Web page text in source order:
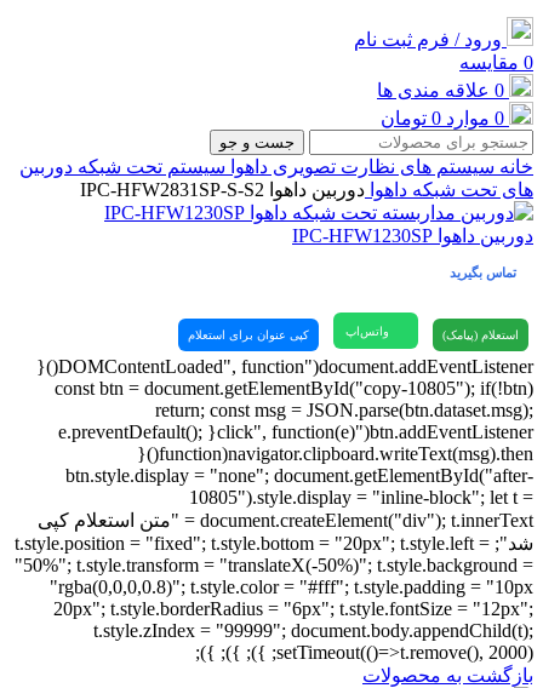
ورود / فرم ثبت نام
0 مقایسه
0 علاقه مندی ها
0 موارد 0 تومان
جست و جو
خانه سیستم های نظارت تصویری داهوا سیستم تحت شبکه دوربین
های تحت شبکه داهوا دوربین داهوا IPC-HFW2831SP-S-S2
دوربین داهوا IPC-HFW1230SP
تماس بگیرید
استعلام (پیامک) واتس‌اپ کپی عنوان برای استعلام
document.addEventListener("DOMContentLoaded", function(){
const btn = document.getElementById("copy-10805"); if(!btn)
return; const msg = JSON.parse(btn.dataset.msg);
btn.addEventListener("click", function(e){ e.preventDefault();
navigator.clipboard.writeText(msg).then(function(){
btn.style.display = "none"; document.getElementById("after-
10805").style.display = "inline-block"; let t =
document.createElement("div"); t.innerText = "متن استعلام کپی
شد"; t.style.position = "fixed"; t.style.bottom = "20px"; t.style.left =
"50%"; t.style.transform = "translateX(-50%)"; t.style.background =
"rgba(0,0,0,0.8)"; t.style.color = "#fff"; t.style.padding = "10px
20px"; t.style.borderRadius = "6px"; t.style.fontSize = "12px";
t.style.zIndex = "99999"; document.body.appendChild(t);
setTimeout(()=>t.remove(), 2000); }); }); });
بازگشت به محصولات